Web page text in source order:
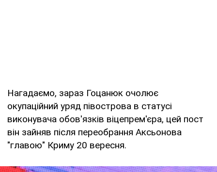
Нагадаємо, зараз Гоцанюк очолює
окупаційний уряд півострова в статусі
виконувача обов'язків віцепрем'єра, цей пост
він зайняв після переобрання Аксьонова
"главою" Криму 20 вересня.